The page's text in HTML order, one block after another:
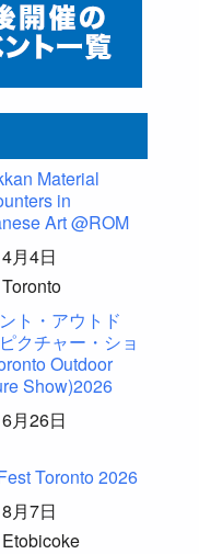
Material
in
Art @ROM
4月4日
Toronto
ト・アウトド
クチャー・ショ
Outdoor
Show)2026
6月26日
Toronto 2026
8月7日
Etobicoke